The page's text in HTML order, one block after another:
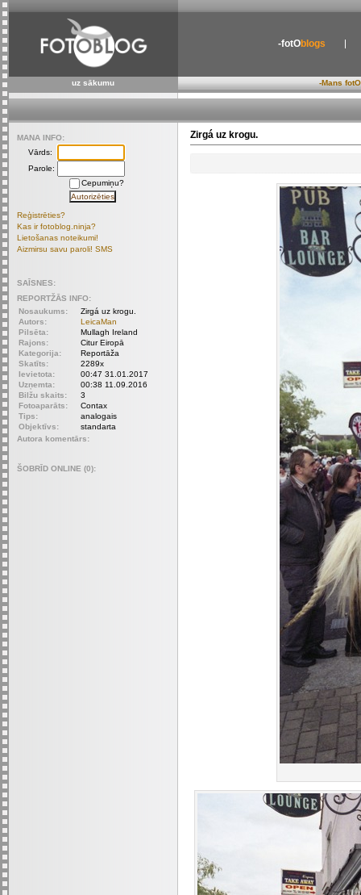
-fotOblogs
uz sākumu -Mans
Zirgá uz krogu.
MANA INFO:
Vārds:
Parole:
Cepumiņu?
Reģistrēties?
Kas ir fotoblog.ninja?
Lietošanas noteikumi!
Aizmirsu savu paroli! SMS
SAĪSNES:
REPORTŽĀS INFO:
Nosaukums:
Zirgá uz krogu.
Autors:
LeicaMan
Pilsēta:
Mullagh Ireland
Rajons:
Citur Eiropā
Kategorija:
Reportāža
Skatīts:
2289x
Ievietota:
00:47 31.01.2017
Uzņemta:
00:38 11.09.2016
Bilžu skaits:
3
Fotoaparāts:
Contax
Tips:
analogais
Objektīvs:
standarta
Autora komentārs:
ŠOBRĪD ONLINE (0):